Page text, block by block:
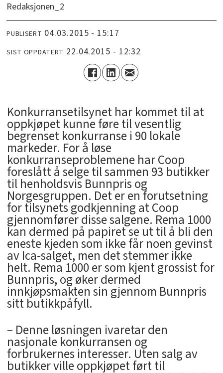
Redaksjonen_2
PUBLISERT 04.03.2015 - 15:17
SIST OPPDATERT 22.04.2015 - 12:32
Konkurransetilsynet har kommet til at
oppkjøpet kunne føre til vesentlig
begrenset konkurranse i 90 lokale
markeder. For å løse
konkurranseproblemene har Coop
foreslått å selge til sammen 93 butikker
til henholdsvis Bunnpris og
Norgesgruppen. Det er en forutsetning
for tilsynets godkjenning at Coop
gjennomfører disse salgene. Rema 1000
kan dermed på papiret se ut til å bli den
eneste kjeden som ikke får noen gevinst
av Ica-salget, men det stemmer ikke
helt. Rema 1000 er som kjent grossist for
Bunnpris, og øker dermed
innkjøpsmakten sin gjennom Bunnpris
sitt butikkpåfyll.
– Denne løsningen ivaretar den
nasjonale konkurransen og
forbrukernes interesser. Uten salg av
butikker ville oppkjøpet ført til